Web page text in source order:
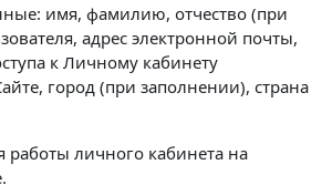
имя, фамилию, отчество (при
адрес электронной почты,
к Личному кабинету
город (при заполнении), страна
работы личного кабинета на